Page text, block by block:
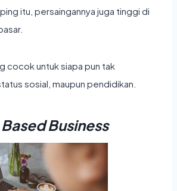
itu, persaingannya juga tinggi di
cocok untuk siapa pun tak
sosial, maupun pendidikan.
Business